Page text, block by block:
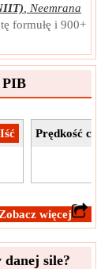
Neemrana
formułę i 900+
​Iść Prędkość
​Zobacz więcej
danej sile?